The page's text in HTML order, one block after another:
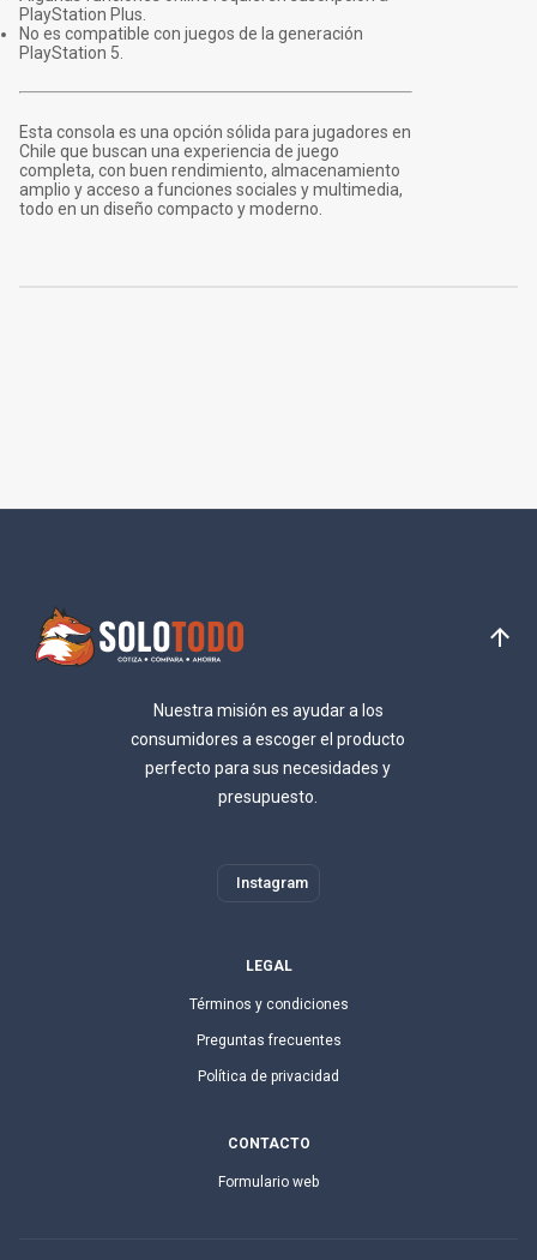
PlayStation Plus.
No es compatible con juegos de la generación
PlayStation 5.
Esta consola es una opción sólida para jugadores en
Chile que buscan una experiencia de juego
completa, con buen rendimiento, almacenamiento
amplio y acceso a funciones sociales y multimedia,
todo en un diseño compacto y moderno.
Nuestra misión es ayudar a los
consumidores a escoger el producto
perfecto para sus necesidades y
presupuesto.
Instagram
LEGAL
Términos y condiciones
Preguntas frecuentes
Política de privacidad
CONTACTO
Formulario web